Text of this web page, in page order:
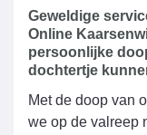
Geweldige
Online
persoonlijke
dochtertje
Met de doop van
we op de valreep